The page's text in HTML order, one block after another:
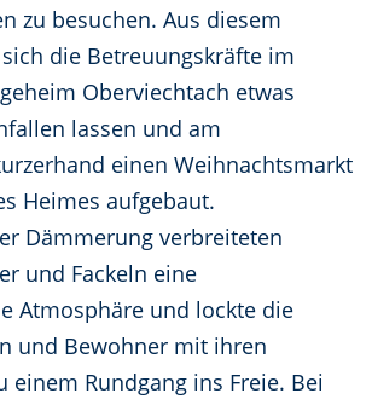
zu besuchen. Aus diesem
die Betreuungskräfte im
Oberviechtach etwas
lassen und am
einen Weihnachtsmarkt
Heimes aufgebaut.
Dämmerung verbreiteten
und Fackeln eine
Atmosphäre und lockte die
und Bewohner mit ihren
einem Rundgang ins Freie. Bei